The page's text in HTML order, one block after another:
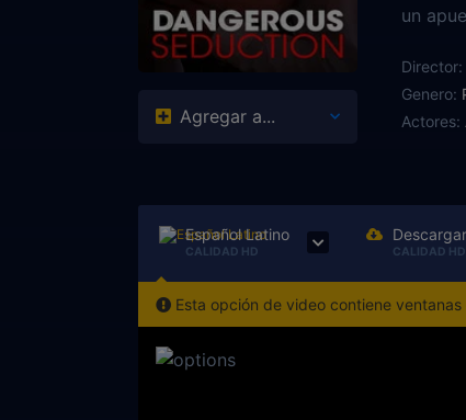
Agregar a...
un
Director:
Genero:
Actores:
Español Latino
CALIDAD HD
Descargar
CALIDAD HD
Esta opción de video contiene